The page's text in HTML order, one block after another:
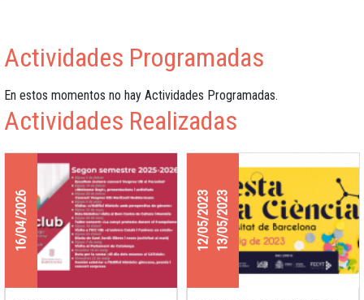
Actividades Programadas
En estos momentos no hay Actividades Programadas.
Actividades Realizadas
16/04/2026 12/05/202313/05/2023